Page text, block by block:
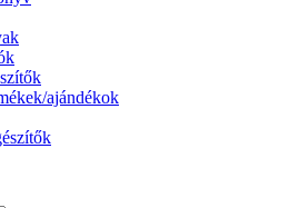
ajándékok